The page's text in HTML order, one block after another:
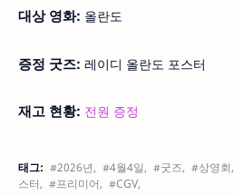
대상 영화: 올란도
증정 굿즈: 레이디 올란도 포스터
재고 현황: 전원 증정
태그: #2026년, #4월4일, #굿즈, #상영회,
스터, #프리미어, #CGV,